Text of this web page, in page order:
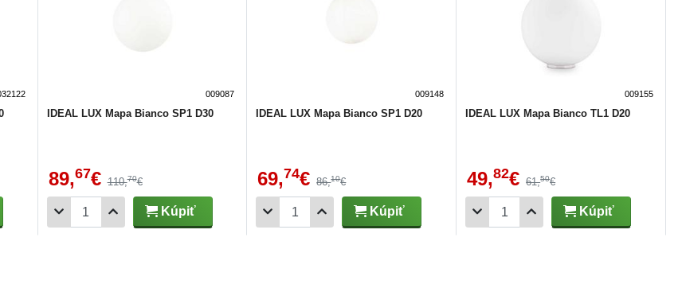
009087
IDEAL LUX Mapa Bianco SP1 D30
89,67€ 110,70€
Kúpiť
009148
IDEAL LUX Mapa Bianco SP1 D20
69,74€ 86,10€
Kúpiť
009155
IDEAL LUX Mapa Bianco TL1 D20
49,82€ 61,50€
Kúpiť